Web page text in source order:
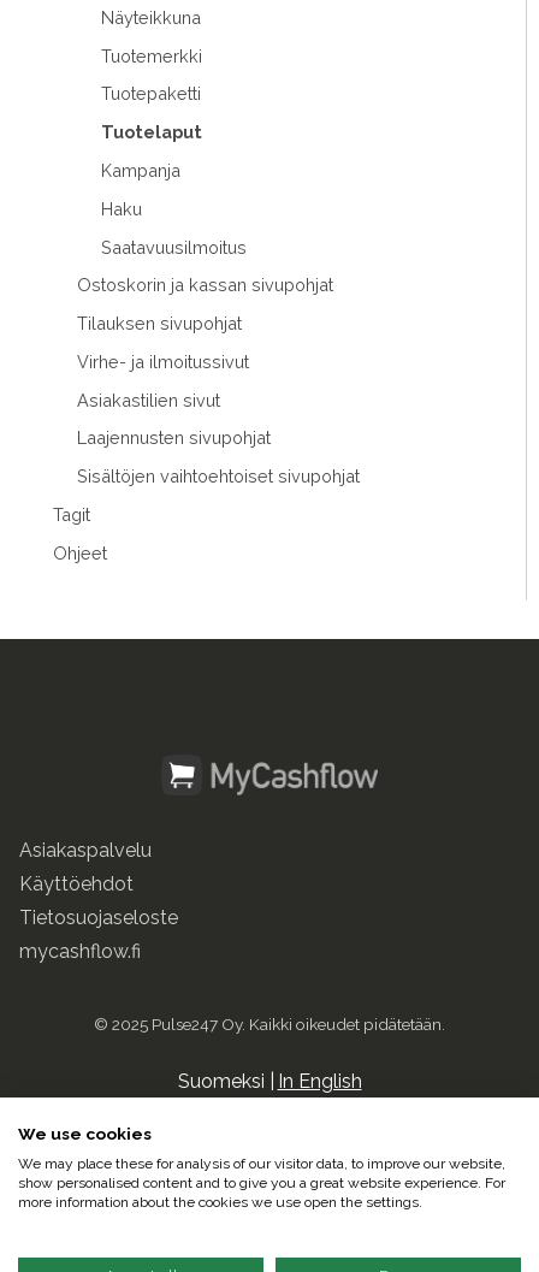
Näyteikkuna
Tuotemerkki
Tuotepaketti
Tuotelaput
Kampanja
Haku
Saatavuusilmoitus
Ostoskorin ja kassan sivupohjat
Tilauksen sivupohjat
Virhe- ja ilmoitussivut
Asiakastilien sivut
Laajennusten sivupohjat
Sisältöjen vaihtoehtoiset sivupohjat
Tagit
Ohjeet
Asiakaspalvelu
Käyttöehdot
Tietosuojaseloste
mycashflow.fi
© 2025 Pulse247 Oy. Kaikki oikeudet pidätetään.
Suomeksi | In English
We use cookies
We may place these for analysis of our visitor data, to improve our website,
show personalised content and to give you a great website experience. For
more information about the cookies we use open the settings.